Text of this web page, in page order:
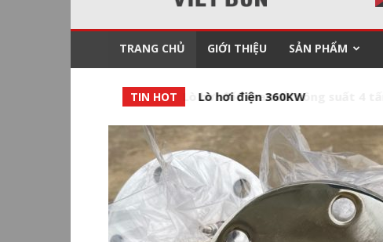
TRANG CHỦ GIỚI THIỆU SẢN PHẨM
TIN HOT Lò hơi điện 360KW